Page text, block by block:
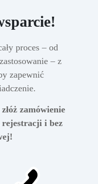
proces – od
– z
zapewnić
zamówienie
rejestracji i bez